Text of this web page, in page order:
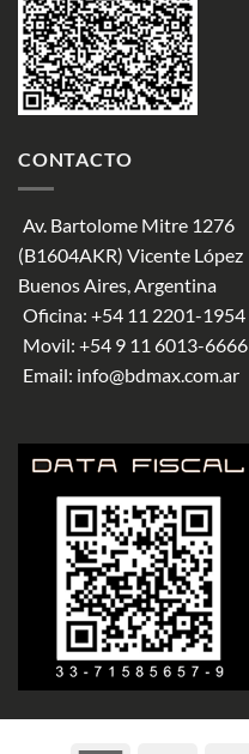
CONTACTO
Av. Bartolome Mitre 1276
(B1604AKR) Vicente López
Buenos Aires, Argentina
Oficina: +54 11 2201-1954
Movil: +54 9 11 6013-6666
Email: info@bdmax.com.ar